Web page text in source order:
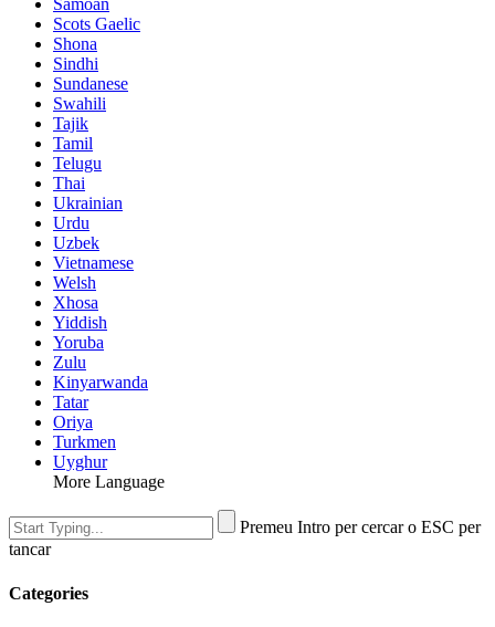
Samoan
Scots Gaelic
Shona
Sindhi
Sundanese
Swahili
Tajik
Tamil
Telugu
Thai
Ukrainian
Urdu
Uzbek
Vietnamese
Welsh
Xhosa
Yiddish
Yoruba
Zulu
Kinyarwanda
Tatar
Oriya
Turkmen
Uyghur
More Language
Premeu Intro per cercar o ESC per
tancar
Categories